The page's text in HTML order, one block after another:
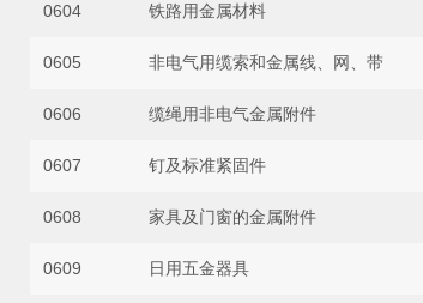
0604 铁路用金属材料
0605 非电气用缆索和金属线、网、带
0606 缆绳用非电气金属附件
0607 钉及标准紧固件
0608 家具及门窗的金属附件
0609 日用五金器具